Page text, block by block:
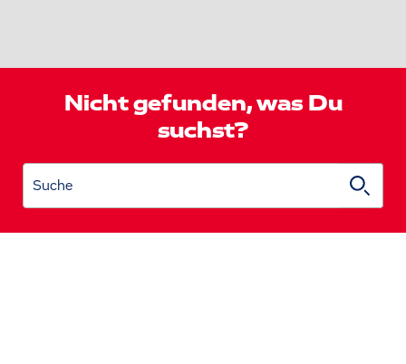
Nicht gefunden, was Du
suchst?
Suche